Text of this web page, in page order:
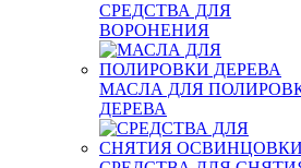
СРЕДСТВА ДЛЯ
ВОРОНЕНИЯ
МАСЛА ДЛЯ
ДЕРЕВА